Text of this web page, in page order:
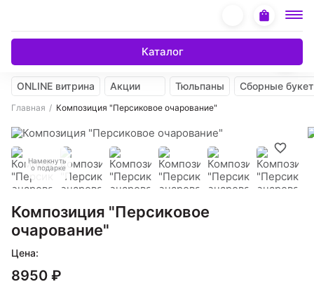
Каталог
ONLINE витрина Акции Тюльпаны Сборные
Главная Композиция "Персиковое очарование"
Намекнуть
о подарке
Композиция "Персиковое
очарование"
Цена:
8950 ₽